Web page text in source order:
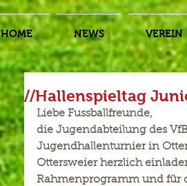
HOME NEWS VEREIN
//Hallenspieltag
Liebe Fussballfreunde,
die Jugendabteilung des
Jugendhallenturnier in
Ottersweier herzlich
Rahmenprogramm und für